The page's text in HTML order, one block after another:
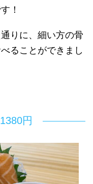
！
りに、細い方の骨
ることができまし
円